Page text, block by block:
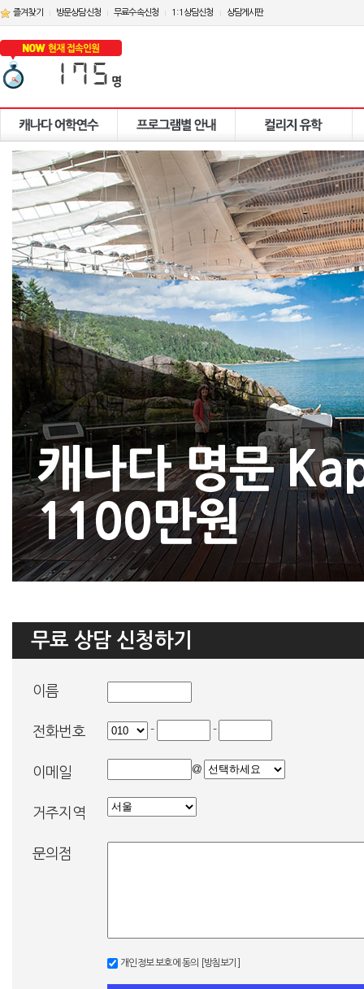
즐겨찾기 방문상담신청 무료수속신청 1:1상담신청 상담게시판
캐나다 명문
1100만원
무료 상담 신청하기
- -
@
개인정보 보호에 동의 [방침보기]
이름
전화번호
이메일
거주지역
문의점